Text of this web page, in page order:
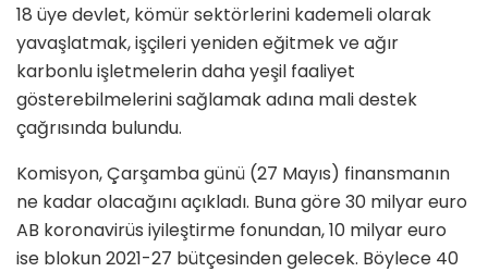
18 üye devlet, kömür sektörlerini kademeli olarak
yavaşlatmak, işçileri yeniden eğitmek ve ağır
karbonlu işletmelerin daha yeşil faaliyet
gösterebilmelerini sağlamak adına mali destek
çağrısında bulundu.
Komisyon, Çarşamba günü (27 Mayıs) finansmanın
ne kadar olacağını açıkladı. Buna göre 30 milyar euro
AB koronavirüs iyileştirme fonundan, 10 milyar euro
ise blokun 2021-27 bütçesinden gelecek. Böylece 40